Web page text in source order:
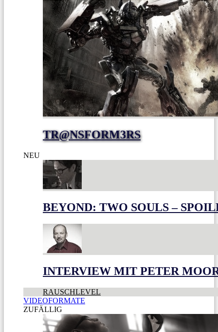
TR@NSFORM3RS
NEU
BEYOND: TWO SOULS –
INTERVIEW MIT PETER
RAUSCHLEVEL
VIDEOFORMATE
ZUFÄLLIG